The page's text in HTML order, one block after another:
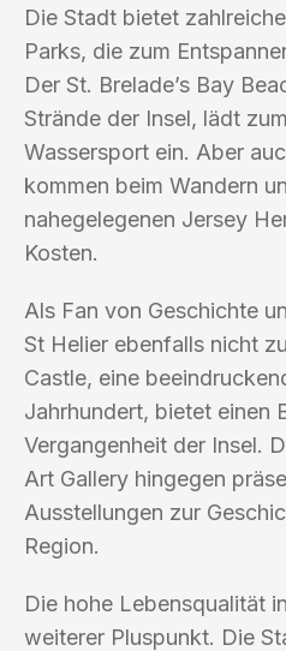
Die Stadt bietet
Parks, die zum
Der St. Brelade’s Bay
Strände der Insel, lädt
Wassersport ein. Aber
kommen beim Wandern
nahegelegenen Jersey
Kosten.
Als Fan von Geschichte
St Helier ebenfalls nicht
Castle, eine
Jahrhundert, bietet einen
Vergangenheit der Insel.
Art Gallery hingegen
Ausstellungen zur
Region.
Die hohe Lebensqualität
weiterer Pluspunkt. Die